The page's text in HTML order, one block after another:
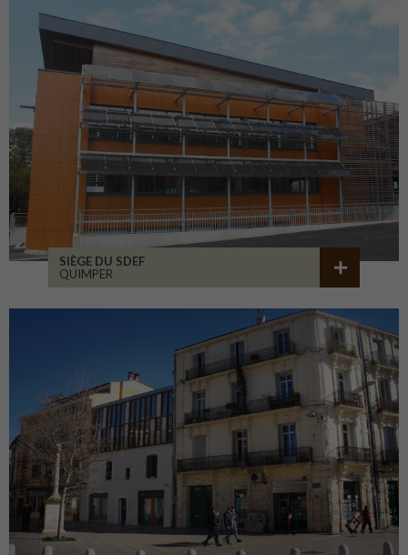
SIÈGE DU SDEF
QUIMPER